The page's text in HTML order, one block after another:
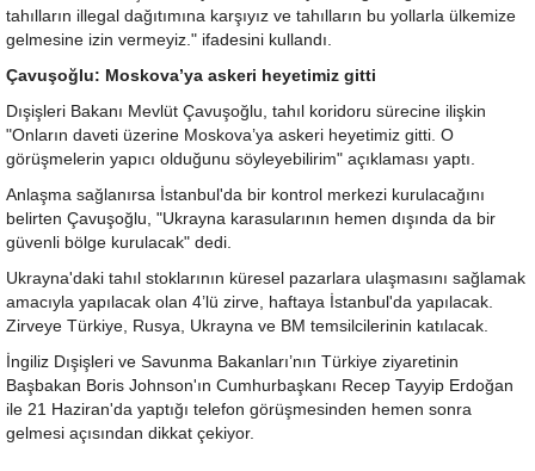
tahılların illegal dağıtımına karşıyız ve tahılların bu yollarla ülkemize
gelmesine izin vermeyiz." ifadesini kullandı.
Çavuşoğlu: Moskova’ya askeri heyetimiz gitti
Dışişleri Bakanı Mevlüt Çavuşoğlu, tahıl koridoru sürecine ilişkin
"Onların daveti üzerine Moskova’ya askeri heyetimiz gitti. O
görüşmelerin yapıcı olduğunu söyleyebilirim" açıklaması yaptı.
Anlaşma sağlanırsa İstanbul'da bir kontrol merkezi kurulacağını
belirten Çavuşoğlu, "Ukrayna karasularının hemen dışında da bir
güvenli bölge kurulacak" dedi.
Ukrayna'daki tahıl stoklarının küresel pazarlara ulaşmasını sağlamak
amacıyla yapılacak olan 4’lü zirve, haftaya İstanbul'da yapılacak.
Zirveye Türkiye, Rusya, Ukrayna ve BM temsilcilerinin katılacak.
İngiliz Dışişleri ve Savunma Bakanları’nın Türkiye ziyaretinin
Başbakan Boris Johnson'ın Cumhurbaşkanı Recep Tayyip Erdoğan
ile 21 Haziran'da yaptığı telefon görüşmesinden hemen sonra
gelmesi açısından dikkat çekiyor.